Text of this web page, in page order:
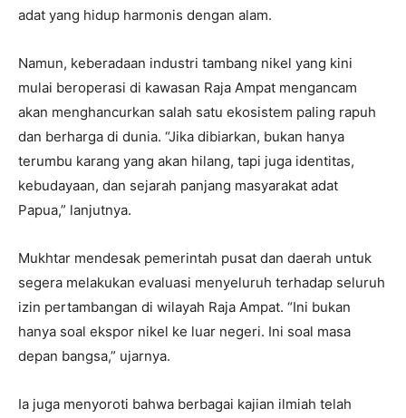
adat yang hidup harmonis dengan alam.
Namun, keberadaan industri tambang nikel yang kini
mulai beroperasi di kawasan Raja Ampat mengancam
akan menghancurkan salah satu ekosistem paling rapuh
dan berharga di dunia. “Jika dibiarkan, bukan hanya
terumbu karang yang akan hilang, tapi juga identitas,
kebudayaan, dan sejarah panjang masyarakat adat
Papua,” lanjutnya.
Mukhtar mendesak pemerintah pusat dan daerah untuk
segera melakukan evaluasi menyeluruh terhadap seluruh
izin pertambangan di wilayah Raja Ampat. “Ini bukan
hanya soal ekspor nikel ke luar negeri. Ini soal masa
depan bangsa,” ujarnya.
Ia juga menyoroti bahwa berbagai kajian ilmiah telah